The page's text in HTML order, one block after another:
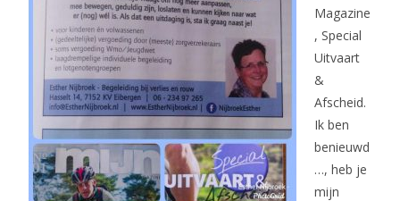
Magazine
, Special
Uitvaart
&
Afscheid.
Ik ben
benieuwd
…, heb je
mijn